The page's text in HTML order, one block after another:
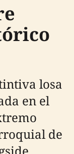
losa
en el
de